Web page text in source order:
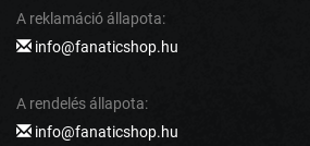
A reklamáció állapota:
info@fanaticshop.hu
A rendelés állapota:
info@fanaticshop.hu